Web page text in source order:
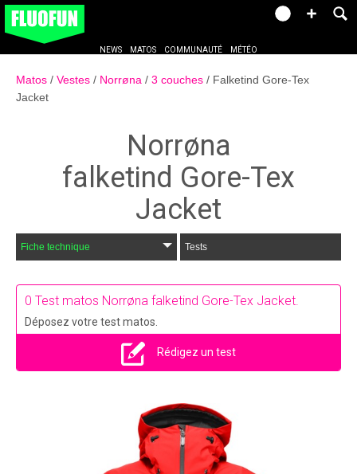
NEWS MATOS COMMUNAUTÉ MÉTÉO
Matos Vestes Norrøna 3 couches
Falketind Gore-Tex
Jacket
Norrøna
falketind Gore-Tex
Jacket
Fiche technique Tests
0 Test matos Norrøna falketind Gore-Tex Jacket.
Déposez votre test matos.
Rédigez un test